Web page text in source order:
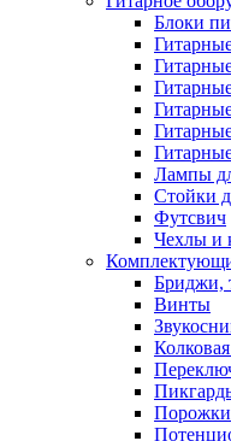
Блоки
Лампы
Стойки
Футсвич
Чехлы и
Бриджи,
Винты
Порожки